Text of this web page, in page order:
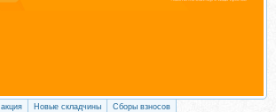
Новые складчины
Сборы взносов